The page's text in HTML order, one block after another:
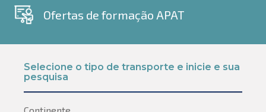
Ofertas de formação APAT
Selecione o tipo de transporte e inicie e sua
pesquisa